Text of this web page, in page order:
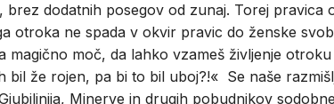
brez dodatnih posegov od zunaj. Torej pravica
otroka ne spada v okvir pravic do ženske
magično moč, da lahko vzameš življenje
bil že rojen, pa bi to bil uboj?!« Se naše
Minerve in drugih pobudnikov